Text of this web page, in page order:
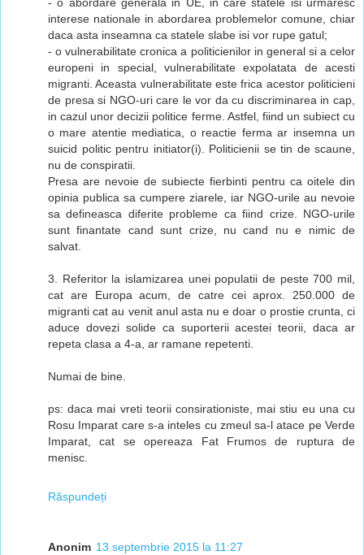
- o abordare generala in UE, in care statele isi urmaresc
interese nationale in abordarea problemelor comune, chiar
daca asta inseamna ca statele slabe isi vor rupe gatul;
- o vulnerabilitate cronica a politicienilor in general si a celor
europeni in special, vulnerabilitate expolatata de acesti
migranti. Aceasta vulnerabilitate este frica acestor politicieni
de presa si NGO-uri care le vor da cu discriminarea in cap,
in cazul unor decizii politice ferme. Astfel, fiind un subiect cu
o mare atentie mediatica, o reactie ferma ar insemna un
suicid politic pentru initiator(i). Politicienii se tin de scaune,
nu de conspiratii.
Presa are nevoie de subiecte fierbinti pentru ca oitele din
opinia publica sa cumpere ziarele, iar NGO-urile au nevoie
sa defineasca diferite probleme ca fiind crize. NGO-urile
sunt finantate cand sunt crize, nu cand nu e nimic de
salvat.
3. Referitor la islamizarea unei populatii de peste 700 mil,
cat are Europa acum, de catre cei aprox. 250.000 de
migranti cat au venit anul asta nu e doar o prostie crunta, ci
aduce dovezi solide ca suporterii acestei teorii, daca ar
repeta clasa a 4-a, ar ramane repetenti.
Numai de bine.
ps: daca mai vreti teorii consirationiste, mai stiu eu una cu
Rosu Imparat care s-a inteles cu zmeul sa-l atace pe Verde
Imparat, cat se opereaza Fat Frumos de ruptura de
menisc.
Răspundeți
Anonim 13 septembrie 2015 la 11:27